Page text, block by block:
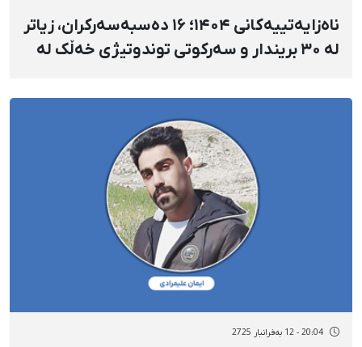
ناەزایەتییەکانی ۱۴۰۴؛ ۱۶ دەسبەسەرکران، زیاتر
لە ۳۰ بریندار و سەرکوتی توندوتیژی خەڵک لە
20:04 - 12 بەفرانبار 2725